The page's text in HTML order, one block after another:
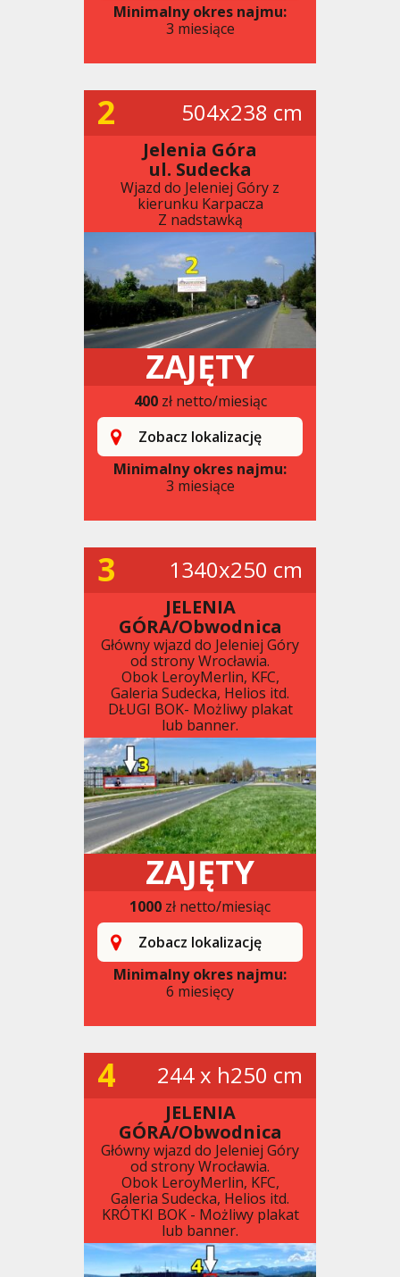
Minimalny okres najmu:
3 miesiące
2 504x238 cm
Jelenia Góra
ul. Sudecka
Wjazd do Jeleniej Góry z
kierunku Karpacza
Z nadstawką
ZAJĘTY
400zł netto/miesiąc
Zobacz lokalizację
Minimalny okres najmu:
3 miesiące
3 1340x250 cm
JELENIA
GÓRA/Obwodnica
Główny wjazd do Jeleniej Góry
od strony Wrocławia.
Obok LeroyMerlin, KFC,
Galeria Sudecka, Helios itd.
DŁUGI BOK- Możliwy plakat
lub banner.
ZAJĘTY
1000 zł netto/miesiąc
Zobacz lokalizację
Minimalny okres najmu:
6 miesięcy
4 244 x h250 cm
JELENIA
GÓRA/Obwodnica
Główny wjazd do Jeleniej Góry
od strony Wrocławia.
Obok LeroyMerlin, KFC,
Galeria Sudecka, Helios itd.
KRÓTKI BOK - Możliwy plakat
lub banner.